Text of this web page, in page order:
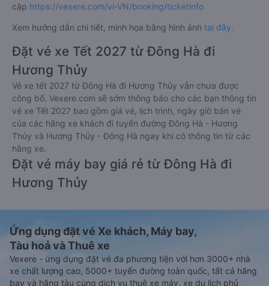
cập https://vexere.com/vi-VN/booking/ticketinfo
Xem hướng dẫn chi tiết, minh họa bằng hình ảnh tại đây.
Đặt vé xe Tết 2027 từ Đông Hà đi
Hương Thủy
Vé xe tết 2027 từ Đông Hà đi Hương Thủy vẫn chưa được
công bố. Vexere.com sẽ sớm thông báo cho các bạn thông tin
vé xe Tết 2027 bao gồm giá vé, lịch trình, ngày giờ bán vé
của các hãng xe khách đi tuyến đường Đông Hà - Hương
Thủy và Hương Thủy - Đông Hà ngay khi có thông tin từ các
hãng xe.
Đặt vé máy bay giá rẻ từ Đông Hà đi
Hương Thủy
Ứng dụng đặt vé Xe khách, Máy bay,
Tàu hoả và Thuê xe
Vexere - ứng dụng đặt vé đa phương tiện với hơn 3000+ nhà
xe chất lượng cao, 5000+ tuyến đường toàn quốc, tất cả hãng
bay và hãng tàu cùng dịch vụ thuê xe máy, xe du lịch phủ